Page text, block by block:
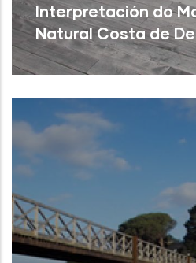
Interpretación do
Natural Costa de
Oleiros (A Coruña)